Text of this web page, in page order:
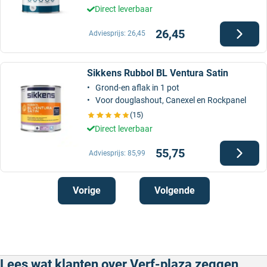
Direct leverbaar
26,45
Adviesprijs: 26,45
Sikkens Rubbol BL Ventura Satin
Grond-en aflak in 1 pot
Voor douglashout, Canexel en Rockpanel
(15)
Direct leverbaar
55,75
Adviesprijs: 85,99
Vorige Volgende